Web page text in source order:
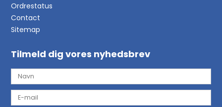
Ordrestatus
Contact
Sitemap
Tilmeld dig vores nyhedsbrev